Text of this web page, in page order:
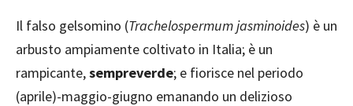
Il falso gelsomino (Trachelospermum jasminoides) è un
arbusto ampiamente coltivato in Italia; è un
rampicante,sempreverde; e fiorisce nel periodo
(aprile)-maggio-giugno emanando un delizioso